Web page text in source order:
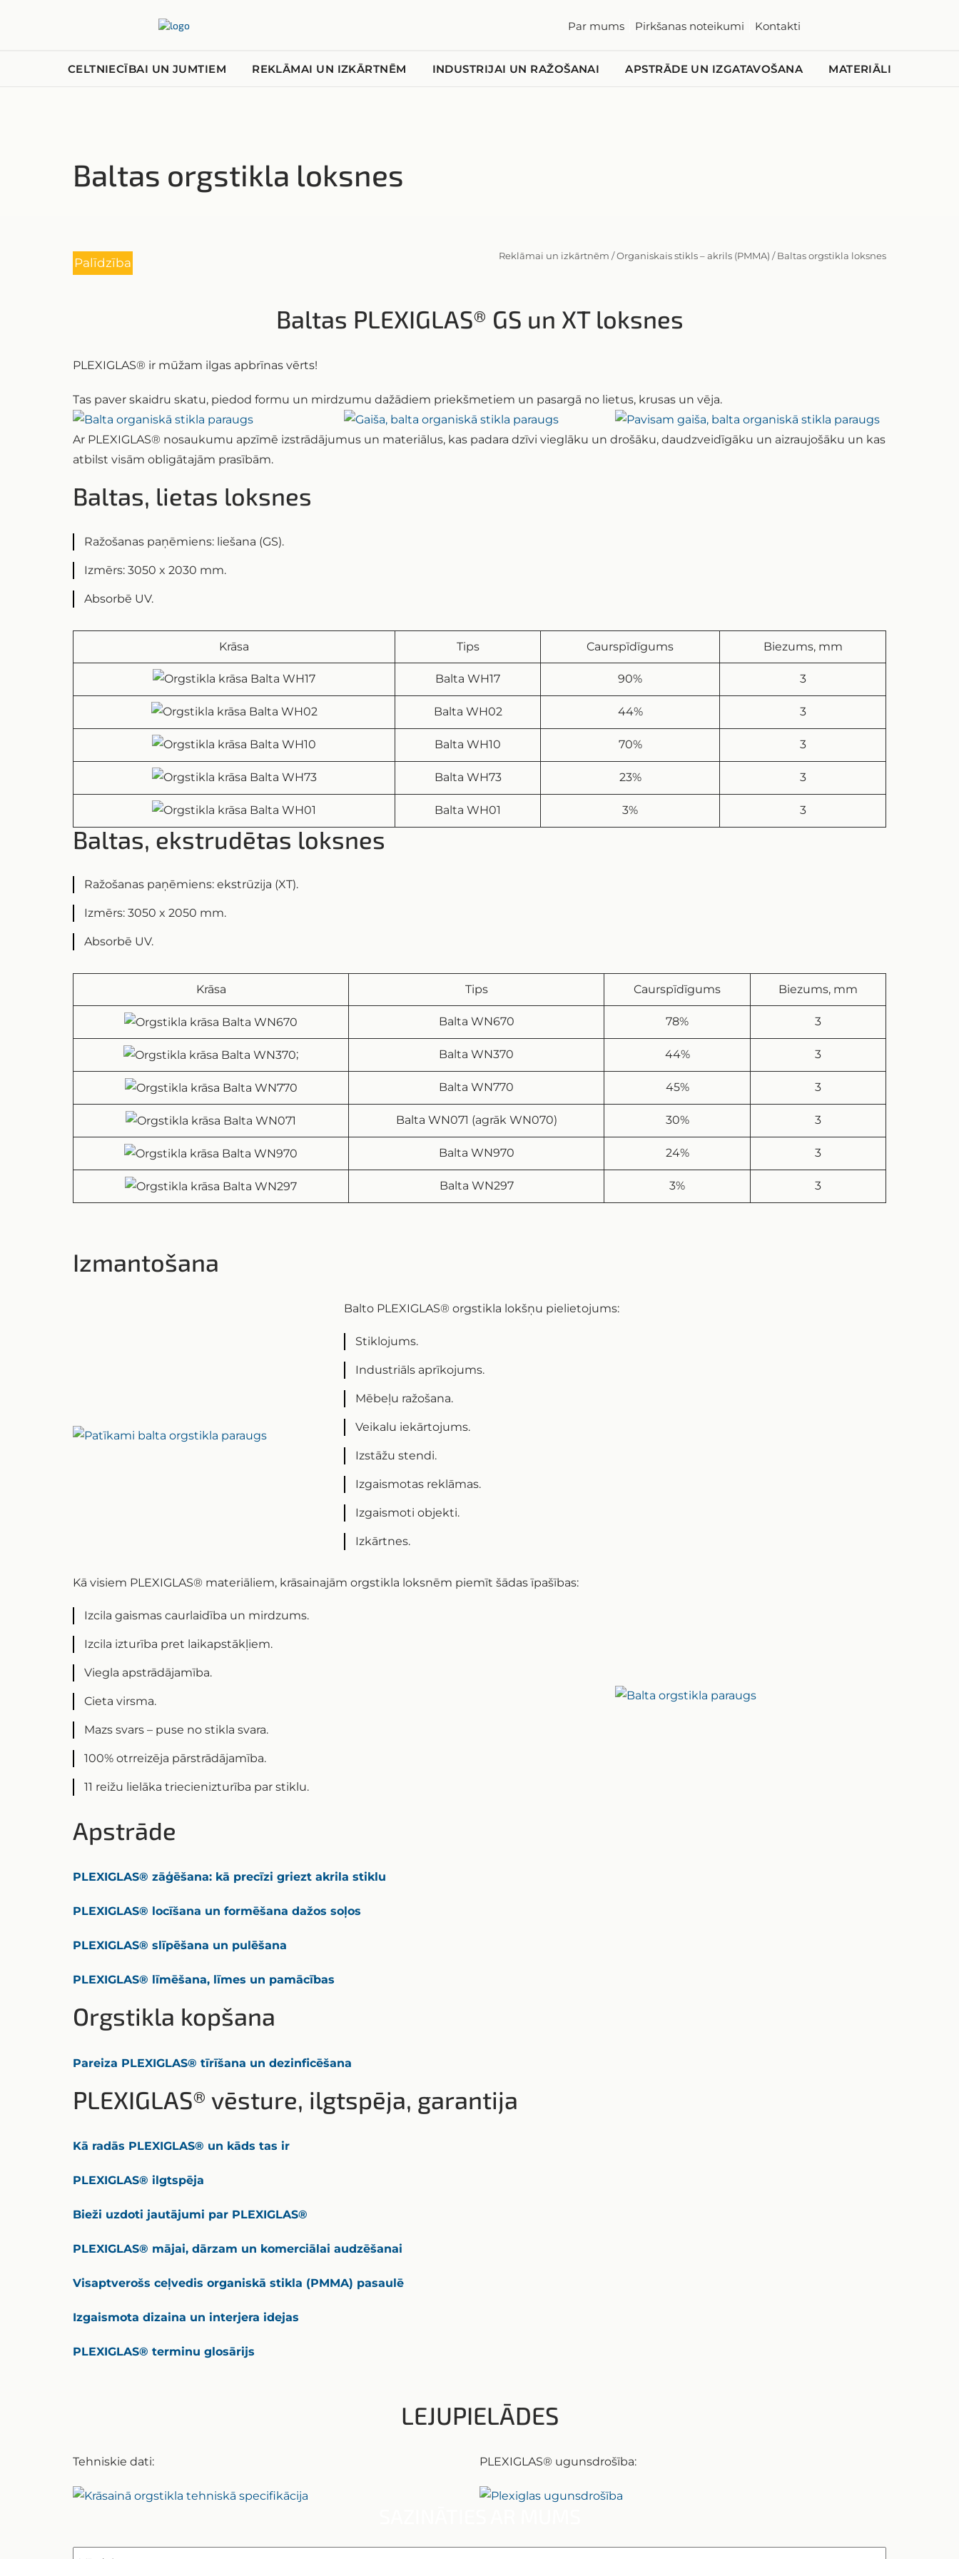
Par mums Pirkšanas noteikumi Kontakti
CELTNIECĪBAI UN JUMTIEM REKLĀMAI UN IZKĀRTNĒM INDUSTRIJAI UN RAŽOŠANAI APSTRĀDE UN IZGATAVOŠANA MATERIĀLI
Baltas orgstikla loksnes
Palīdzība Reklāmai un izkārtnēm /Organiskais stikls – akrils (PMMA) /Baltas orgstikla loksnes
Baltas PLEXIGLAS® GS un XT loksnes
PLEXIGLAS® ir mūžam ilgas apbrīnas vērts!
Tas paver skaidru skatu, piedod formu un mirdzumu dažādiem priekšmetiem un pasargā no lietus, krusas un vēja.
Ar PLEXIGLAS® nosaukumu apzīmē izstrādājumus un materiālus, kas padara dzīvi vieglāku un drošāku, daudzveidīgāku un aizraujošāku un kas
atbilst visām obligātajām prasībām.
Baltas, lietas loksnes
Ražošanas paņēmiens: liešana (GS).
Izmērs: 3050 x 2030 mm.
Absorbē UV.
Krāsa Tips Caurspīdīgums Biezums, mm
Balta WH17 90% 3
Balta WH02 44% 3
Balta WH10 70% 3
Balta WH73 23% 3
Balta WH01 3% 3
Baltas, ekstrudētas loksnes
Ražošanas paņēmiens: ekstrūzija (XT).
Izmērs: 3050 x 2050 mm.
Absorbē UV.
Krāsa Tips Caurspīdīgums Biezums, mm
Balta WN670 78% 3
; Balta WN370 44% 3
Balta WN770 45% 3
Balta WN071 (agrāk WN070) 30% 3
Balta WN970 24% 3
Balta WN297 3% 3
Izmantošana
Balto PLEXIGLAS® orgstikla lokšņu pielietojums:
Stiklojums.
Industriāls aprīkojums.
Mēbeļu ražošana.
Veikalu iekārtojums.
Izstāžu stendi.
Izgaismotas reklāmas.
Izgaismoti objekti.
Izkārtnes.
Kā visiem PLEXIGLAS® materiāliem, krāsainajām orgstikla loksnēm piemīt šādas īpašības:
Izcila gaismas caurlaidība un mirdzums.
Izcila izturība pret laikapstākļiem.
Viegla apstrādājamība.
Cieta virsma.
Mazs svars – puse no stikla svara.
100% otrreizēja pārstrādājamība.
11 reižu lielāka triecienizturība par stiklu.
Apstrāde
PLEXIGLAS® zāģēšana: kā precīzi griezt akrila stiklu
PLEXIGLAS® locīšana un formēšana dažos soļos
PLEXIGLAS® slīpēšana un pulēšana
PLEXIGLAS® līmēšana, līmes un pamācības
Orgstikla kopšana
Pareiza PLEXIGLAS® tīrīšana un dezinficēšana
PLEXIGLAS® vēsture, ilgtspēja, garantija
Kā radās PLEXIGLAS® un kāds tas ir
PLEXIGLAS® ilgtspēja
Bieži uzdoti jautājumi par PLEXIGLAS®
PLEXIGLAS® mājai, dārzam un komerciālai audzēšanai
Visaptverošs ceļvedis organiskā stikla (PMMA) pasaulē
Izgaismota dizaina un interjera idejas
PLEXIGLAS® terminu glosārijs
LEJUPIELĀDES
Tehniskie dati: PLEXIGLAS® ugunsdrošība: